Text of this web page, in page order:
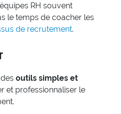
RH souvent
le temps de coacher les
de recrutement.
outils simples et
et professionnaliser le